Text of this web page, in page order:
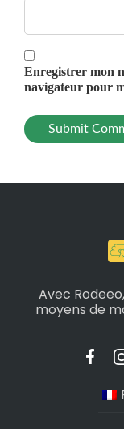
Enregistrer mon
navigateur pour
Avec
moyens de